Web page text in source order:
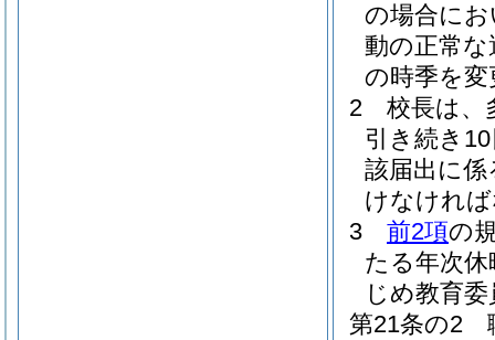
の場合に
動の正常
の時季を
2
校長は、
引き続き
該届出に
けなけれ
3
前2項の
たる年次
じめ教育
第21条の2